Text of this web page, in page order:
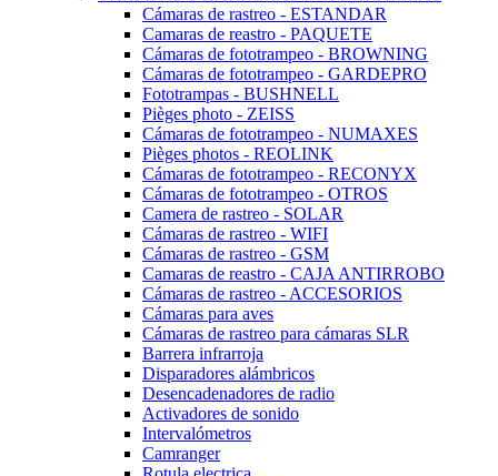
Cámaras de rastreo - ESTANDAR
Camaras de reastro - PAQUETE
Cámaras de fototrampeo - BROWNING
Cámaras de fototrampeo - GARDEPRO
Fototrampas - BUSHNELL
Pièges photo - ZEISS
Cámaras de fototrampeo - NUMAXES
Pièges photos - REOLINK
Cámaras de fototrampeo - RECONYX
Cámaras de fototrampeo - OTROS
Camera de rastreo - SOLAR
Cámaras de rastreo - WIFI
Cámaras de rastreo - GSM
Camaras de reastro - CAJA ANTIRROBO
Cámaras de rastreo - ACCESORIOS
Cámaras para aves
Cámaras de rastreo para cámaras SLR
Barrera infrarroja
Disparadores alámbricos
Desencadenadores de radio
Activadores de sonido
Intervalómetros
Camranger